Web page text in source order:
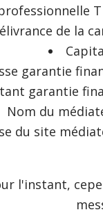
T
de la
garantie
garantie
Nom du
du site
l'instant,